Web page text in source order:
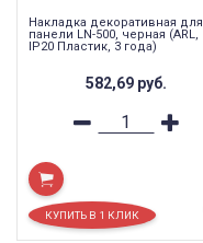
Накладка декоративная для
панели LN-500, черная (ARL,
IP20 Пластик, 3 года)
582,69 руб.